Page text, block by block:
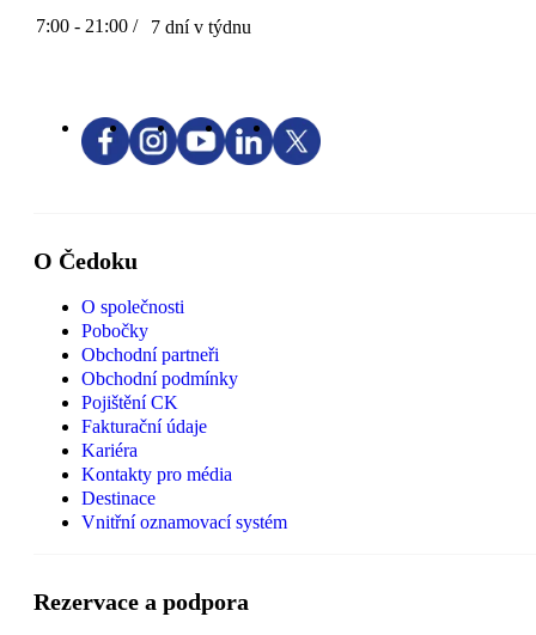
7:00 - 21:00 / 7 dní v týdnu
O Čedoku
O společnosti
Pobočky
Obchodní partneři
Obchodní podmínky
Pojištění CK
Fakturační údaje
Kariéra
Kontakty pro média
Destinace
Vnitřní oznamovací systém
Rezervace a podpora